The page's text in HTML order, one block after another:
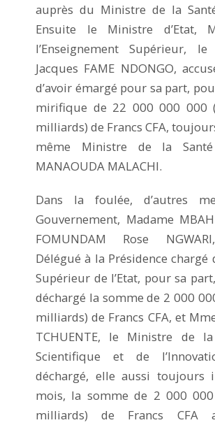
auprès du Ministre de la
Ensuite le Ministre d’Etat,
l’Enseignement Supérieur, le
Jacques FAME NDONGO,
d’avoir émargé pour sa part,
mirifique de 22 000 000 000
milliards) de Francs CFA,
même Ministre de la
MANAOUDA MALACHI.
Dans la foulée, d’autres
Gouvernement, Madame
FOMUNDAM Rose
Délégué à la Présidence chargé
Supérieur de l’Etat, pour sa
déchargé la somme de 2 000
milliards) de Francs CFA, et
TCHUENTE, le Ministre de la
Scientifique et de
déchargé, elle aussi
mois, la somme de 2 000
milliards) de Francs CFA